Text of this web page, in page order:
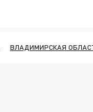
ВЛАДИМИРСКАЯ